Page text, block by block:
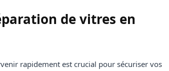
de vitres en
rapidement est crucial pour sécuriser vos